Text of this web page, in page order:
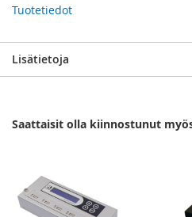
Tuotetiedot
Lisätietoja
Saattaisit olla kiinnostunut